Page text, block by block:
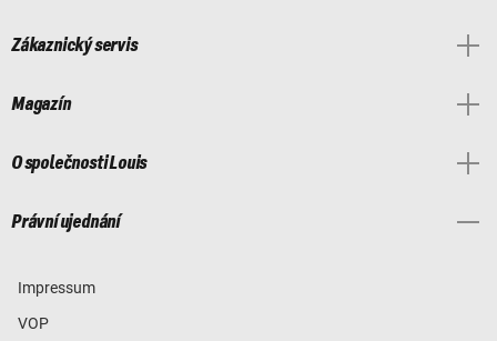
Zákaznický servis
Magazín
O společnosti Louis
Právní ujednání
Impressum
VOP